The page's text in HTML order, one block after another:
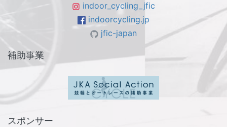
indoor_cycling_jfic
indoorcycling.jp
jfic-japan
補助事業
スポンサー